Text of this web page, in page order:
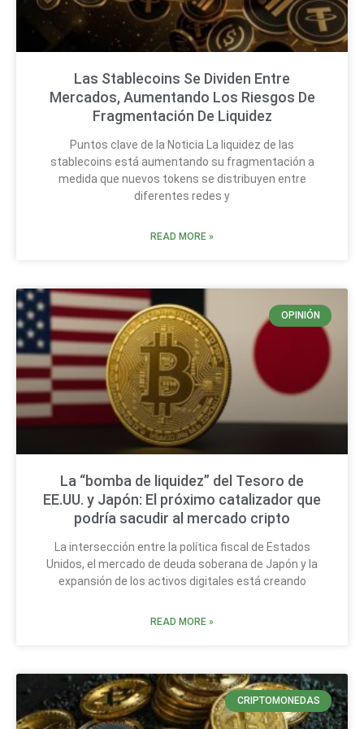
Las Stablecoins Se Dividen Entre
Mercados, Aumentando Los Riesgos De
Fragmentación De Liquidez
Puntos clave de la Noticia La liquidez de las
stablecoins está aumentando su fragmentación a
medida que nuevos tokens se distribuyen entre
diferentes redes y
READ MORE »
OPINIÓN
La “bomba de liquidez” del Tesoro de
EE.UU. y Japón: El próximo catalizador que
podría sacudir al mercado cripto
La intersección entre la política fiscal de Estados
Unidos, el mercado de deuda soberana de Japón y la
expansión de los activos digitales está creando
READ MORE »
CRIPTOMONEDAS